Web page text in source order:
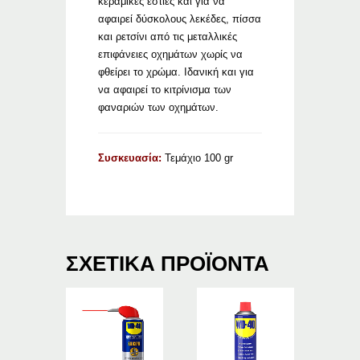
αφαιρεί δύσκολους λεκέδες, πίσσα
και ρετσίνι από τις μεταλλικές
επιφάνειες οχημάτων χωρίς να
φθείρει το χρώμα. Ιδανική και για
να αφαιρεί το κιτρίνισμα των
φαναριών των οχημάτων.
Συσκευασία:Τεμάχιο 100 gr
ΣΧΕΤΙΚΆ ΠΡΟΪΌΝΤΑ